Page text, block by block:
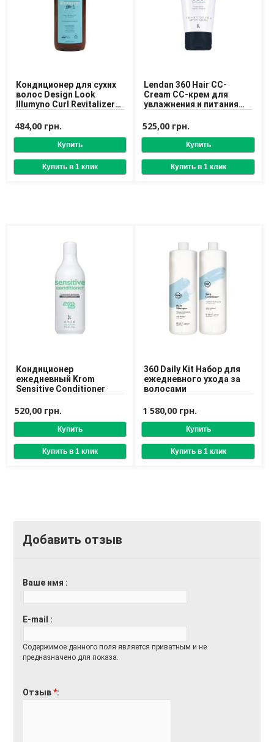
Кондиционер для сухих
волос Design Look
Illumyno Curl Revitalizer
484,00 грн.
Lendan 360 Hair CC-
Cream CC-крем для
увлажнения и питания
525,00 грн.
Кондиционер
ежедневный Krom
Sensitive Conditioner
520,00 грн.
360 Daily Kit Набор для
ежедневного ухода за
волосами
1 580,00 грн.
Добавить отзыв
Ваше имя
E-mail
Содержимое данного поля является приватным и не
предназначено для показа.
Отзыв*